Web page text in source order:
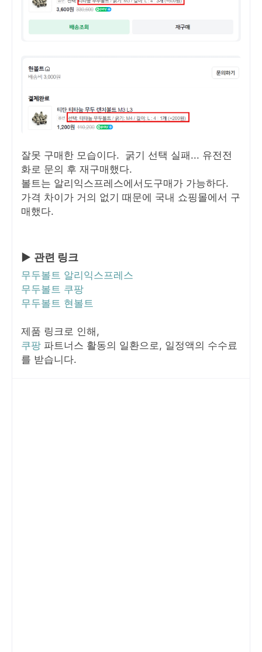
잘못 구매한 모습이다. 굵기 선택 실패... 유전전
화로 문의 후 재구매했다.
볼트는 알리익스프레스에서도구매가 가능하다.
가격 차이가 거의 없기 때문에 국내 쇼핑몰에서 구
매했다.
▶ 관련 링크
무두볼트 알리익스프레스
무두볼트 쿠팡
무두볼트 현볼트
제품 링크로 인해,
쿠팡 파트너스 활동의 일환으로, 일정액의 수수료
를 받습니다.